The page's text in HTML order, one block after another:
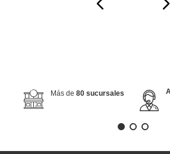
Más de 80 sucursales